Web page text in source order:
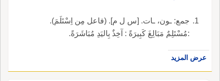
جمع: ـون، ـات. [س ل م]. (فاعل مِن اِسْتَلَمَ).
:مُسْتَلِمٌ مَبَالِغَ كَبِيرَةً : آخِذٌ بِاليَدِ مُبَاشَرَةً.
عرض المزيد